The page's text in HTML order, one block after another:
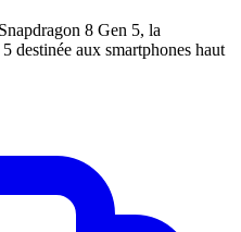
8 Gen 5, la
destinée aux smartphones haut